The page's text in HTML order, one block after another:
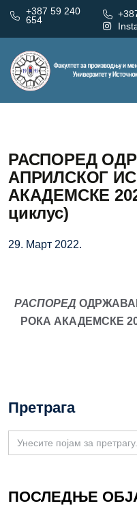
+387 59 240
654
РАСПОРЕД
АПРИЛСКОГ
АКАДЕМСКЕ
циклус)
29. Март 2022.
РАСПОРЕД
РОКА АКАДЕМСКЕ
Претрага
Search
for:
ПОСЛЕДЊЕ